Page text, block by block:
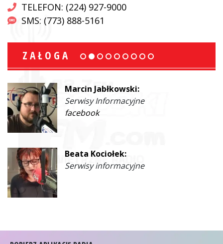
TELEFON: (224) 927-9000
SMS: (773) 888-5161
ZAŁOGA
Marcin Jabłkowski:
Serwisy Informacyjne
facebook
Beata Kociołek:
Serwisy informacyjne